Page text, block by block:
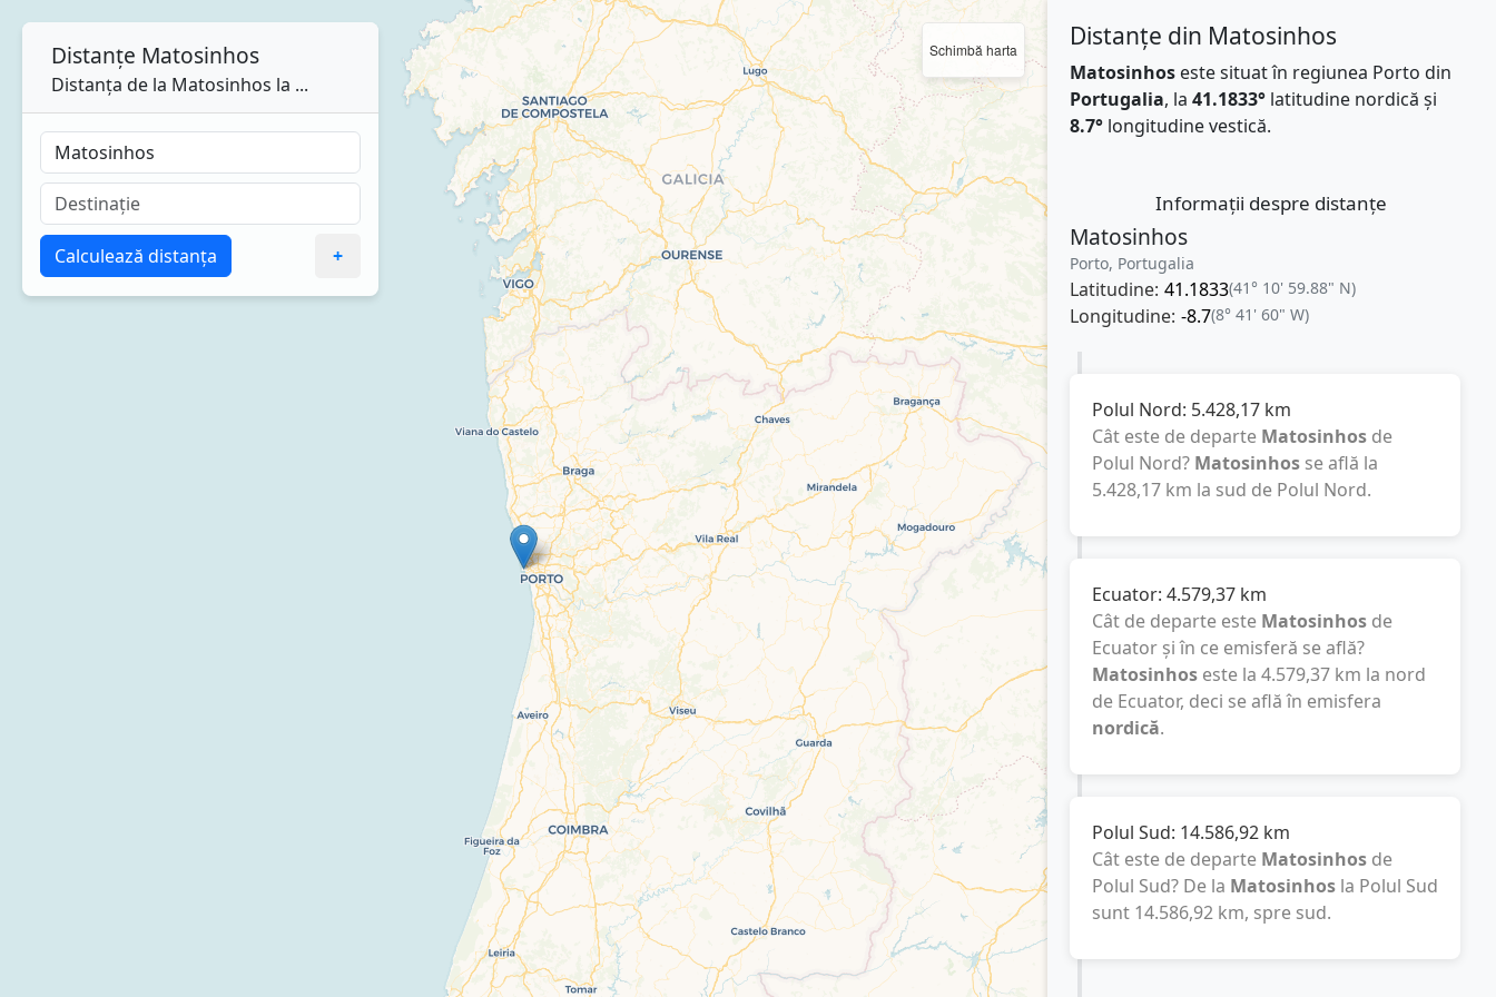
Schimbă harta Distanțe din Matosinhos
Matosinhoseste situat în regiunea Porto din
Portugalia, la 41.1833°latitudine nordică și
8.7°longitudine vestică.
Informații despre distanțe
Matosinhos
Porto, Portugalia
Latitudine: 41.1833(41° 10' 59.88" N)
Longitudine: -8.7(8° 41' 60" W)
Polul Nord: 5.428,17 km
Cât este de departe Matosinhosde
Polul Nord? Matosinhosse află la
5.428,17 km la sud de Polul Nord.
Ecuator: 4.579,37 km
Cât de departe este Matosinhosde
Ecuator și în ce emisferă se află?
Matosinhoseste la 4.579,37 km la nord
de Ecuator, deci se află în emisfera
nordică.
Polul Sud: 14.586,92 km
Cât este de departe Matosinhosde
Polul Sud? De la Matosinhosla Polul Sud
sunt 14.586,92 km, spre sud.
Distanțe Matosinhos
Distanța de la Matosinhos la ...
Calculează distanța +